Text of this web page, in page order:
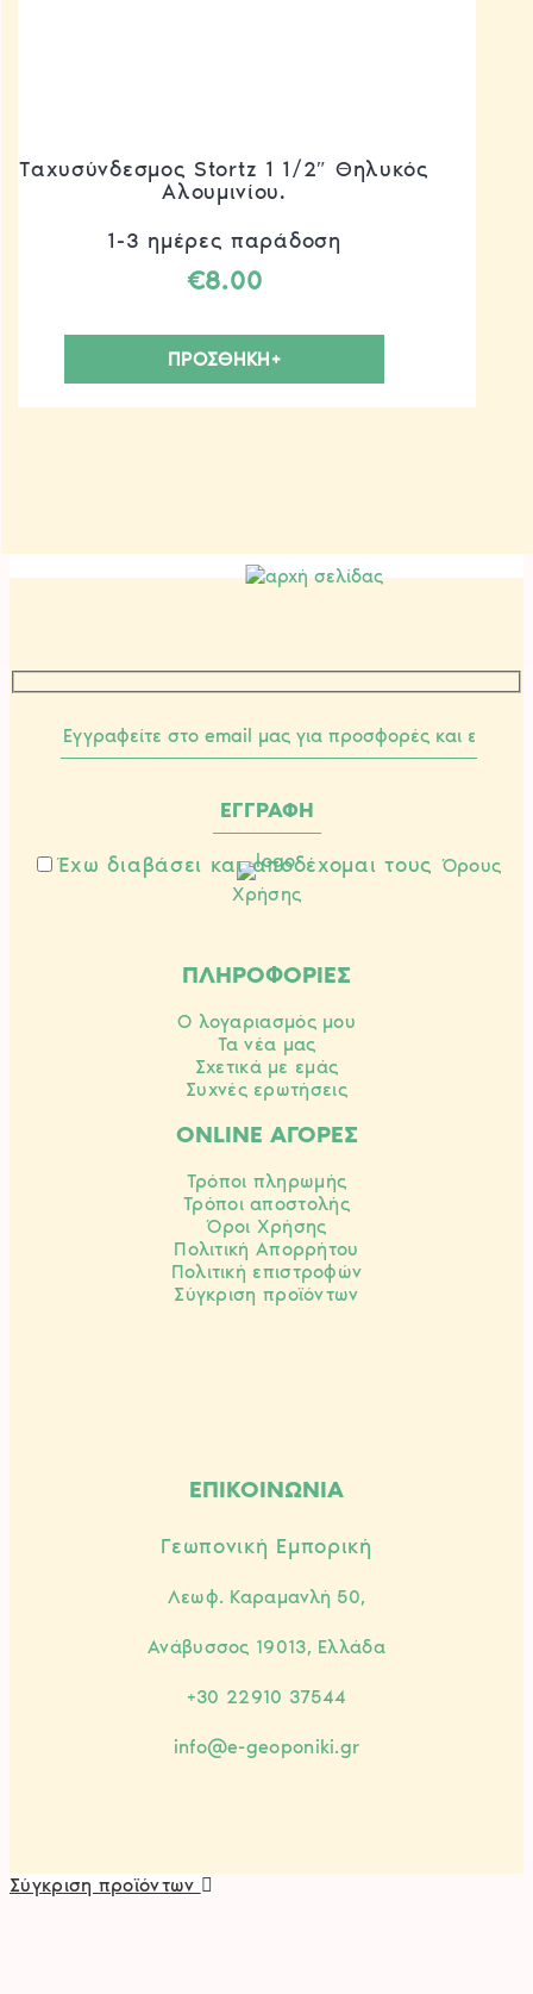
Ταχυσύνδεσμος Stortz 1 1/2″ Θηλυκός
Αλουμινίου.
1-3 ημέρες παράδοση
€8.00
ΠΡΟΣΘΗΚΗ+
Έχω διαβάσει και αποδέχομαι τους Όρους
Χρήσης
ΠΛΗΡΟΦΟΡΙΕΣ
Ο λογαριασμός μου
Τα νέα μας
Σχετικά με εμάς
Συχνές ερωτήσεις
ONLINE ΑΓΟΡΕΣ
Τρόποι πληρωμής
Τρόποι αποστολής
Όροι Χρήσης
Πολιτική Απορρήτου
Πολιτική επιστροφών
Σύγκριση προϊόντων
ΕΠΙΚΟΙΝΩΝΙΑ
Γεωπονική Εμπορική
Λεωφ. Καραμανλή 50,
Ανάβυσσος 19013, Ελλάδα
+30 22910 37544
info@e-geoponiki.gr
Σύγκριση προϊόντων